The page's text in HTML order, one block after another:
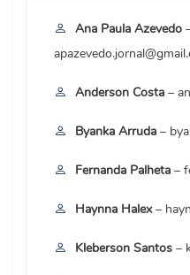
Ana Paula Azevedo
Anderson Costa –
Byanka Arruda –
Fernanda Palheta –
Haynna Halex–
Kleberson Santos –